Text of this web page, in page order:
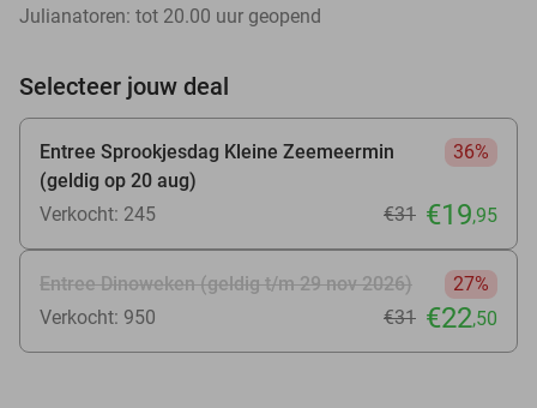
Julianatoren: tot 20.00 uur geopend
Selecteer jouw deal
Entree Sprookjesdag Kleine Zeemeermin
(geldig op 20 aug)
36%
Verkocht: 245 €31 €19,95
Entree Dinoweken (geldig t/m 29 nov 2026)
27%
Verkocht: 950
€31 €22,50